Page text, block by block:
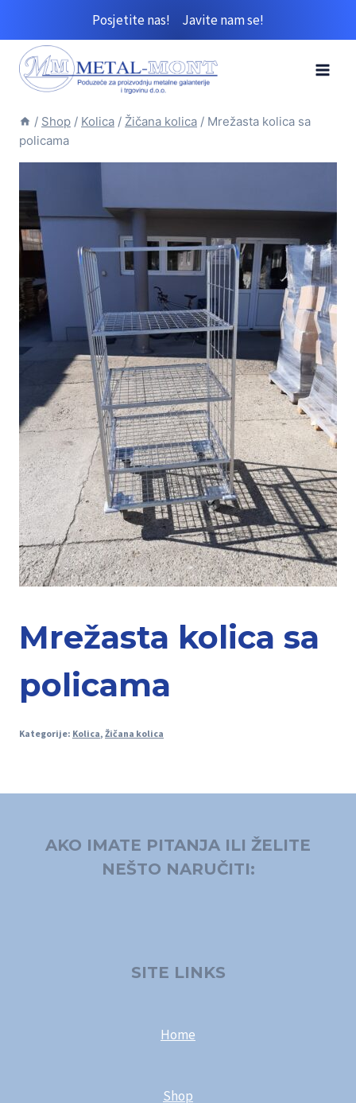
content
Posjetite nas! Javite nam se!
/ Shop / Kolica / Žičana kolica / Mrežasta kolica sa
policama
Mrežasta kolica sa
policama
Kategorije: Kolica, Žičana kolica
AKO IMATE PITANJA ILI ŽELITE
NEŠTO NARUČITI:
SITE LINKS
Home
Shop